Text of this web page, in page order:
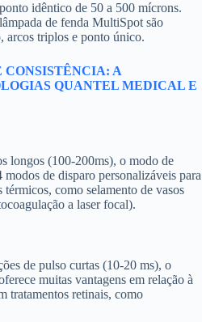
idêntico de 50 a 500 mícrons.
de fenda MultiSpot são
arcos triplos e ponto único.
CONSISTÊNCIA: A
QUANTEL MEDICAL E
longos (100-200ms), o modo de
de disparo personalizáveis ​​para
como selamento de vasos
a laser focal).
de pulso curtas (10-20 ms), o
muitas vantagens em relação à
tratamentos retinais, como